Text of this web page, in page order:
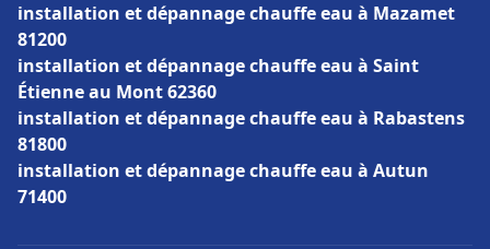
installation et dépannage chauffe eau à Mazamet
81200
installation et dépannage chauffe eau à Saint
Étienne au Mont 62360
installation et dépannage chauffe eau à Rabastens
81800
installation et dépannage chauffe eau à Autun
71400